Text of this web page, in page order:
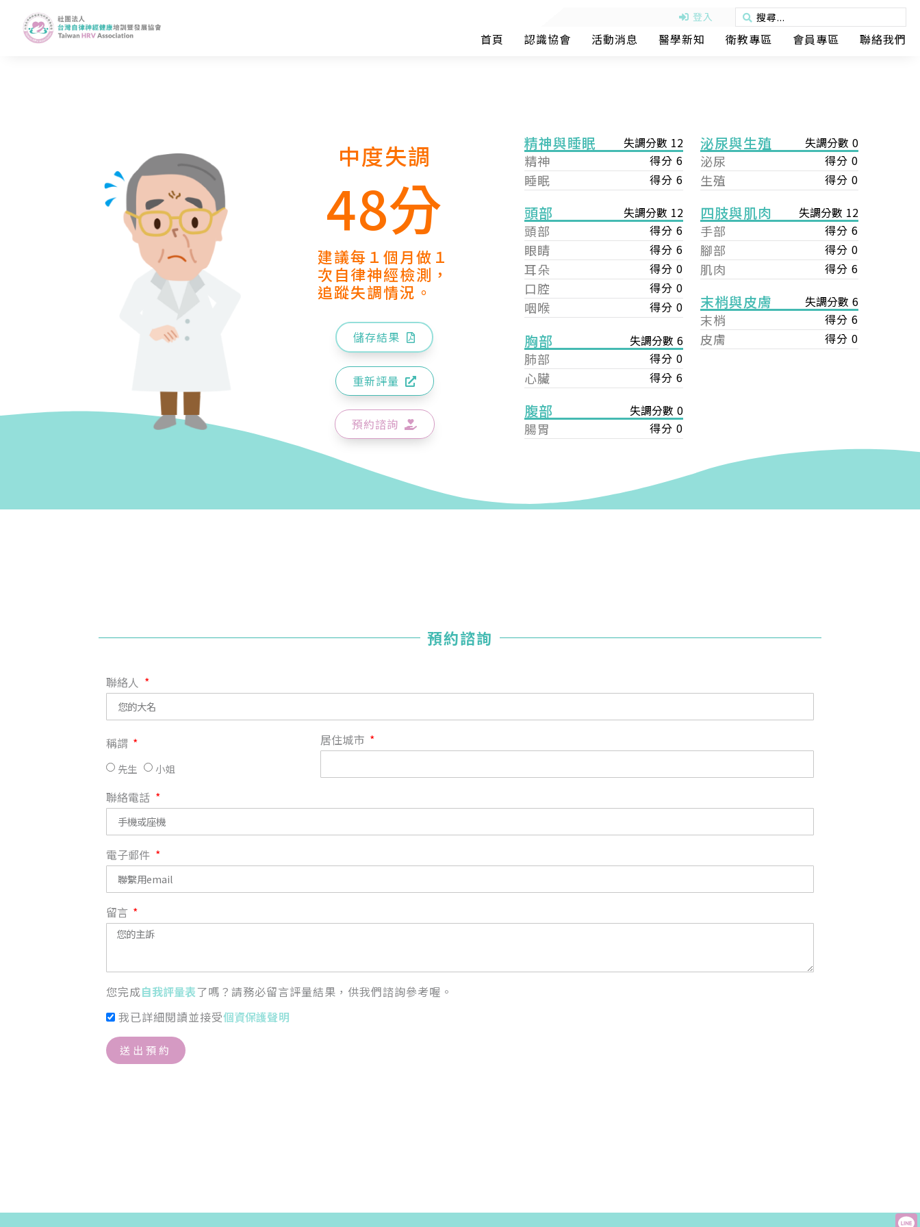
登入
首頁 認識協會 活動消息 醫學新知 衛教專區 會員專區 聯絡我們
中度失調
48分
建議每１個月做１
次自律神經檢測，
追蹤失調情況。
儲存結果
重新評量
預約諮詢
精神與睡眠 失調分數 12
精神 得分 6
睡眠 得分 6
頭部 失調分數 12
頭部 得分 6
眼睛 得分 6
耳朵 得分 0
口腔 得分 0
咽喉 得分 0
胸部 失調分數 6
肺部 得分 0
心臟 得分 6
腹部 失調分數 0
腸胃 得分 0
泌尿與生殖 失調分數 0
泌尿 得分 0
生殖 得分 0
四肢與肌肉 失調分數 12
手部 得分 6
腳部 得分 0
肌肉 得分 6
末梢與皮膚 失調分數 6
末梢 得分 6
皮膚 得分 0
預約諮詢
聯絡人
稱謂
先生 小姐
居住城市
聯絡電話
電子郵件
留言
您完成自我評量表了嗎？請務必留言評量結果，供我們諮詢參考喔。
我已詳細閱讀並接受個資保護聲明
送出預約
您好，您的會員申請，已成功送出，經本協會理事會審核
【會費】
入會費新臺幣1200元，於會員入會時繳納；常年會費1200
元，於每年度繳納。
戶名: 社團法人台灣自律神經健康培訓暨發展協會